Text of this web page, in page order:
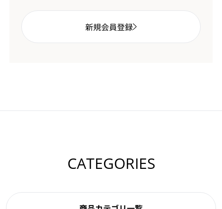
新規会員登録
CATEGORIES